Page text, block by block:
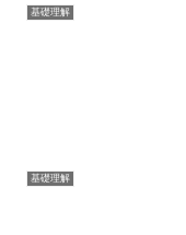
基礎理解
基礎理解